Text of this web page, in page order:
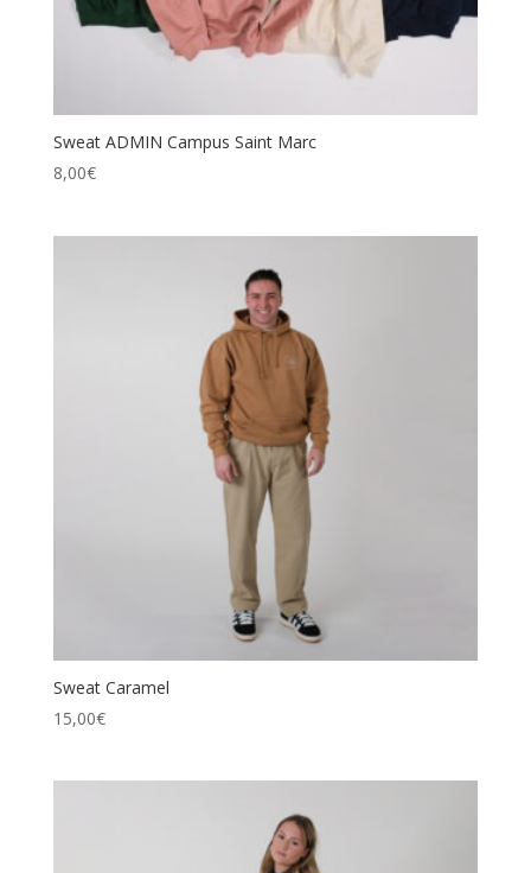
Sweat ADMIN Campus Saint Marc
8,00€
Sweat Caramel
15,00€